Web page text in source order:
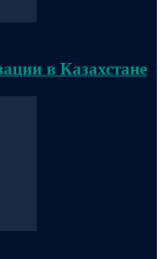
в Казахстане